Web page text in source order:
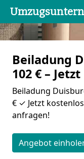
Beiladung
102 € –
Beiladung
€ ✓ Jetzt
anfragen!
Angebot